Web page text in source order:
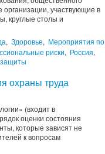
организации, участвующие в
круглые столы и
, Здоровье, Мероприятия по
риски, Россия,
охраны труда
(входит в
оценки состояния
которые зависят не
к вопросам